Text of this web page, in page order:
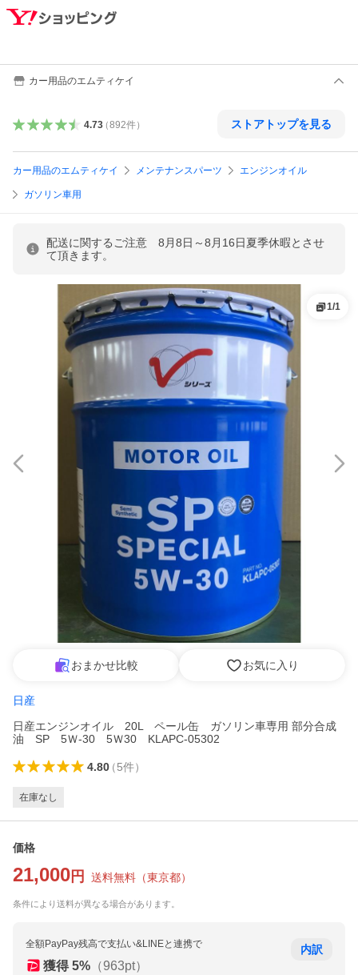
カー用品のエムティケイ
4.73（892件） ストアトップを見る
カー用品のエムティケイ メンテナンスパーツ エンジンオイル
ガソリン車用
配送に関するご注意 8月8日～8月16日夏季休暇とさせ
て頂きます。
1/1
おまかせ比較 お気に入り
日産
日産エンジンオイル 20L ペール缶 ガソリン車専用 部分合成
油 SP 5Ｗ-30 5Ｗ30 KLAPC-05302
4.80（5件）
在庫なし
価格
21,000 円 送料無料 （東京都）
条件により送料が異なる場合があります。
全額PayPay残高で支払い&LINEと連携で
獲得 5% （963pt）
内訳